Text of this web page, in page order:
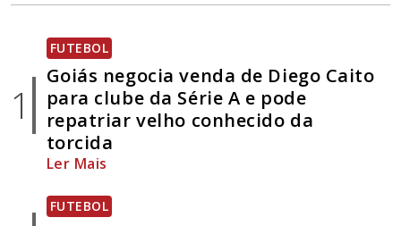
1
FUTEBOL
Goiás negocia venda de Diego Caito
para clube da Série A e pode
repatriar velho conhecido da
torcida
Ler Mais
FUTEBOL